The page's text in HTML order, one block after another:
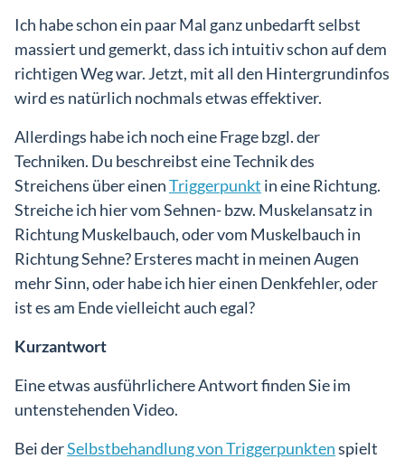
Ich habe schon ein paar Mal ganz unbedarft selbst
massiert und gemerkt, dass ich intuitiv schon auf dem
richtigen Weg war. Jetzt, mit all den Hintergrundinfos
wird es natürlich nochmals etwas effektiver.
Allerdings habe ich noch eine Frage bzgl. der
Techniken. Du beschreibst eine Technik des
Streichens über einenTriggerpunkt in eine Richtung.
Streiche ich hier vom Sehnen- bzw. Muskelansatz in
Richtung Muskelbauch, oder vom Muskelbauch in
Richtung Sehne? Ersteres macht in meinen Augen
mehr Sinn, oder habe ich hier einen Denkfehler, oder
ist es am Ende vielleicht auch egal?
Kurzantwort
Eine etwas ausführlichere Antwort finden Sie im
untenstehenden Video.
Bei derSelbstbehandlung von Triggerpunktenspielt